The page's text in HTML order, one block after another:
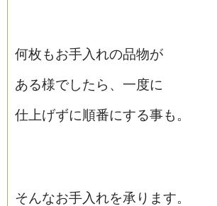
何枚もお手入れの品物が
ある様でしたら、一度に
仕上げずに順番にする事も。
そんなお手入れを承ります。